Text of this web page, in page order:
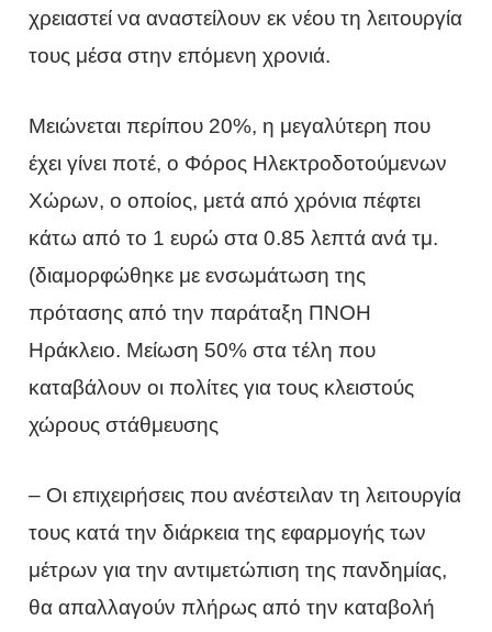
χρειαστεί να αναστείλουν εκ νέου τη λειτουργία
τους μέσα στην επόμενη χρονιά.
Μειώνεται περίπου 20%, η μεγαλύτερη που
έχει γίνει ποτέ, ο Φόρος Ηλεκτροδοτούμενων
Χώρων, ο οποίος, μετά από χρόνια πέφτει
κάτω από το 1 ευρώ στα 0.85 λεπτά ανά τμ.
(διαμορφώθηκε με ενσωμάτωση της
πρότασης από την παράταξη ΠΝΟΗ
Ηράκλειο. Μείωση 50% στα τέλη που
καταβάλουν οι πολίτες για τους κλειστούς
χώρους στάθμευσης
– Οι επιχειρήσεις που ανέστειλαν τη λειτουργία
τους κατά την διάρκεια της εφαρμογής των
μέτρων για την αντιμετώπιση της πανδημίας,
θα απαλλαγούν πλήρως από την καταβολή